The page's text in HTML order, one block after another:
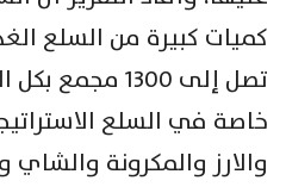
كميات كبيرة من السلع
تصل إلى 1300
خاصة في السلع
والارز والمكرونة